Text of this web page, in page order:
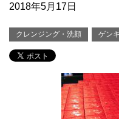
2018年5月17日
クレンジング・洗顔 ゲン